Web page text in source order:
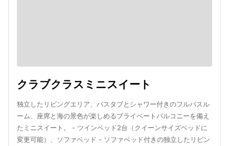
クラブクラスミニスイート
独立したリビングエリア、バスタブとシャワー付きのフルバスル
ーム、座席と海の景色が楽しめるプライベートバルコニーを備え
たミニスイート。 - ツインベッド2台（クイーンサイズベッドに
変更可能）、ソファベッド - ソファベッド付きの独立したリビン